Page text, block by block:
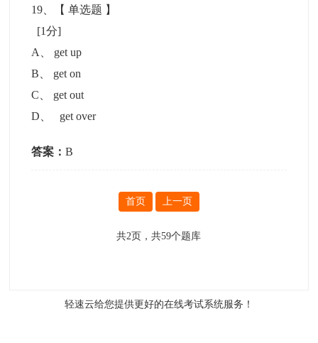
19 、【单选题 】
[1分]
A
get up
B
get on
C
get out
D
get over
答案：B
首页 上一页
共2页，共59个题库
轻速云给您提供更好的在线考试系统服务！